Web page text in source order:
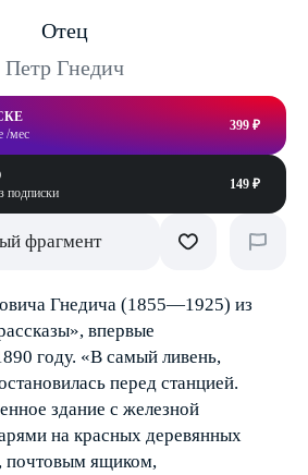
Отец
Петр Гнедич
/мес
399 ₽
подписки
149 ₽
фрагмент
Гнедича (1855—1925) из
впервые
году. «В самый ливень,
перед станцией.
здание с железной
на красных деревянных
почтовым ящиком,